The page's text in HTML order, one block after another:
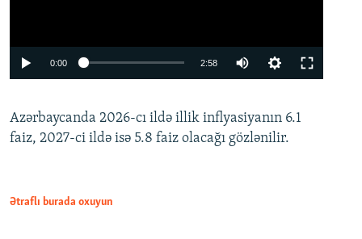
0:00 2:58
360p
480p
Azərbaycanda 2026-cı ildə illik inflyasiyanın 6.1
faiz, 2027-ci ildə isə 5.8 faiz olacağı gözlənilir.
Ətraflı burada oxuyun